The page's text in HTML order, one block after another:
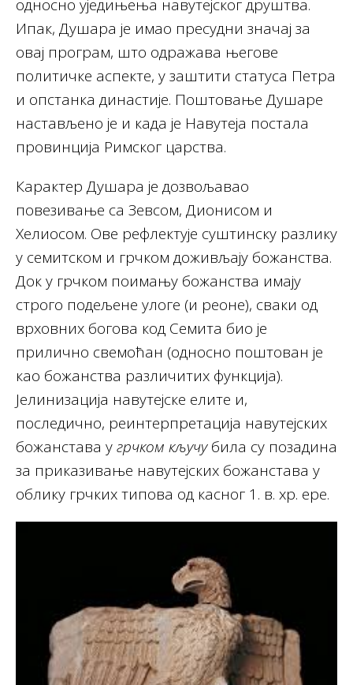
односно уједињења навутејског друштва.
Ипак, Душара је имао пресудни значај за
овај програм, што одражава његове
политичке аспекте, у заштити статуса Петра
и опстанка династије. Поштовање Душаре
настављено је и када је Навутеја постала
провинција Римског царства.
Карактер Душара је дозвољавао
повезивање са Зевсом, Дионисом и
Хелиосом. Ове рефлектује суштинску разлику
у семитском и грчком доживљају божанства.
Док у грчком поимању божанства имају
строго подељене улоге (и реоне), сваки од
врховних богова код Семита био је
прилично свемоћан (односно поштован је
као божанства различитих функција).
Јелинизација навутејске елите и,
последично, реинтерпретација навутејских
божанстава угрчком кључубила су позадина
за приказивање навутејских божанстава у
облику грчких типова од касног 1. в. хр. ере.